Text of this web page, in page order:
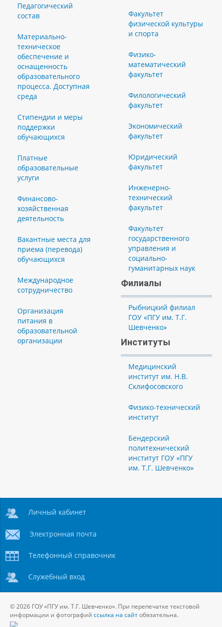
Педагогический
состав
Материально-
техническое
обеспечение и
оснащенность
образовательного
процесса. Доступная
среда
Стипендии и меры
поддержки
обучающихся
Платные
образовательные
услуги
Финансово-
хозяйственная
деятельность
Вакантные места для
приема (перевода)
обучающихся
Международное
сотрудничество
Организация
питания в
образовательной
организации
Факультет
физической культуры
и спорта
Физико-
математический
факультет
Филологический
факультет
Экономический
факультет
Юридический
факультет
Инженерно-
технический
факультет
Факультет
государственного
управления и
социально-
гуманитарных наук
Филиалы
Рыбницкий филиал
ГОУ «ПГУ им. Т.Г.
Шевченко»
Институты
Медицинский
институт им. Н.В.
Склифосовского
Физико-технический
институт
Бендерский
политехнический
институт ГОУ «ПГУ
им. Т.Г. Шевченко»
Личный кабинет
Электронная почта
Телефонный справочник
Служебный вход
© 2026 ГОУ «ПГУ им. Т.Г. Шевченко». При перепечатке текстовой
информации и фотографий ссылка на сайтобязательна.